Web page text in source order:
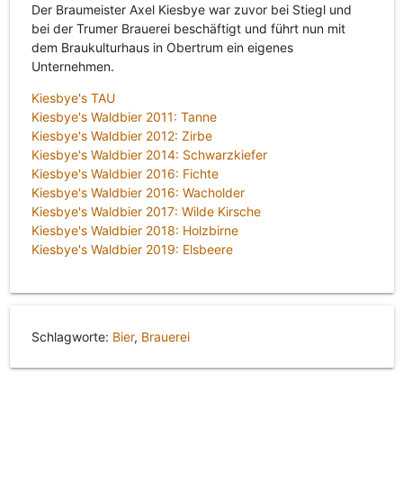
Der Braumeister Axel Kiesbye war zuvor bei Stiegl und
bei der Trumer Brauerei beschäftigt und führt nun mit
dem Braukulturhaus in Obertrum ein eigenes
Unternehmen.
Kiesbye's TAU
Kiesbye's Waldbier 2011: Tanne
Kiesbye's Waldbier 2012: Zirbe
Kiesbye's Waldbier 2014: Schwarzkiefer
Kiesbye's Waldbier 2016: Fichte
Kiesbye's Waldbier 2016: Wacholder
Kiesbye's Waldbier 2017: Wilde Kirsche
Kiesbye's Waldbier 2018: Holzbirne
Kiesbye's Waldbier 2019: Elsbeere
Schlagworte: Bier, Brauerei